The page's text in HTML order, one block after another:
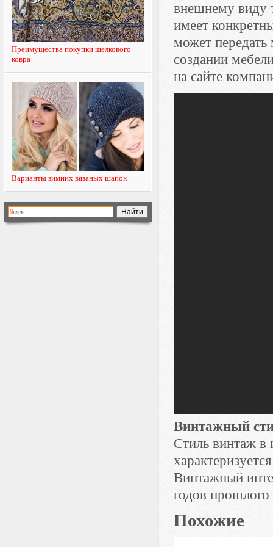
Преимущества покупки шелкового
ковра
Варианты зимних вязаных шапок
внешнему виду
имеет
может передать
создании
на сайте
Винтажный
Стиль винтаж в
Винтажный
годов прошлого
Похожие